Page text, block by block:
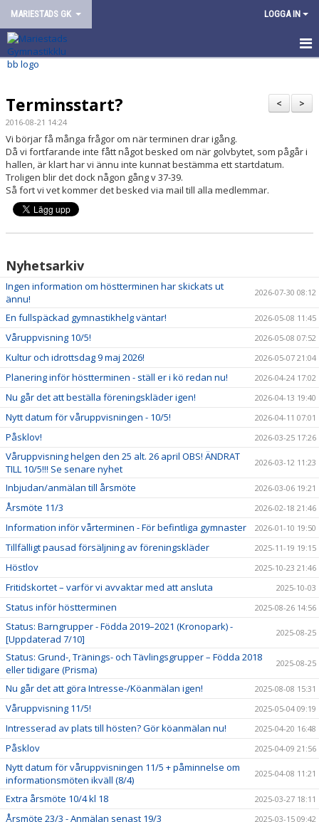
MARIESTADS GK LOGGA IN
HEM
OM FÖRENINGEN
VÅR VERKSAMHET
ARRANGEMANG
>
<
Terminsstart?
2016-08-21 14:24
Vi börjar få många frågor om när terminen drar igång.
Då vi fortfarande inte fått något besked om när golvbytet, som pågår i
hallen, är klart har vi ännu inte kunnat bestämma ett startdatum.
Troligen blir det dock någon gång v 37-39.
Så fort vi vet kommer det besked via mail till alla medlemmar.
Nyhetsarkiv
Ingen information om höstterminen har skickats ut
ännu!
2026-07-30 08:12
En fullspäckad gymnastikhelg väntar! 2026-05-08 11:45
Våruppvisning 10/5! 2026-05-08 07:52
Kultur och idrottsdag 9 maj 2026! 2026-05-07 21:04
Planering inför höstterminen - ställ er i kö redan nu! 2026-04-24 17:02
Nu går det att beställa föreningskläder igen! 2026-04-13 19:40
Nytt datum för våruppvisningen - 10/5! 2026-04-11 07:01
Påsklov! 2026-03-25 17:26
Våruppvisning helgen den 25 alt. 26 april OBS! ÄNDRAT
TILL 10/5!!! Se senare nyhet
2026-03-12 11:23
Inbjudan/anmälan till årsmöte 2026-03-06 19:21
Årsmöte 11/3 2026-02-18 21:46
Information inför vårterminen - För befintliga gymnaster 2026-01-10 19:50
Tillfälligt pausad försäljning av föreningskläder 2025-11-19 19:15
Höstlov 2025-10-23 21:46
Fritidskortet – varför vi avvaktar med att ansluta 2025-10-03
Status inför höstterminen 2025-08-26 14:56
Status: Barngrupper - Födda 2019–2021 (Kronopark) -
[Uppdaterad 7/10]
2025-08-25
Status: Grund-, Tränings- och Tävlingsgrupper – Födda 2018
eller tidigare (Prisma)
2025-08-25
Nu går det att göra Intresse-/Köanmälan igen! 2025-08-08 15:31
Våruppvisning 11/5! 2025-05-04 09:19
Intresserad av plats till hösten? Gör köanmälan nu! 2025-04-20 16:48
Påsklov 2025-04-09 21:56
Nytt datum för våruppvisningen 11/5 + påminnelse om
informationsmöten ikväll (8/4)
2025-04-08 11:21
Extra årsmöte 10/4 kl 18 2025-03-27 18:11
Årsmöte 23/3 - Anmälan senast 19/3 2025-03-15 09:42